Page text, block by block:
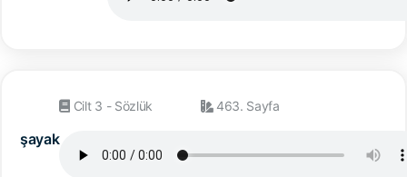
şayak
Cilt 3 - Sözlük 463. Sayfa